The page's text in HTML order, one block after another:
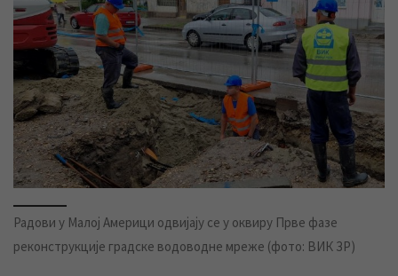
Радови у Малој Америци одвијају се у оквиру Прве фазе
реконструкције градске водоводне мреже (фото: ВИК ЗР)